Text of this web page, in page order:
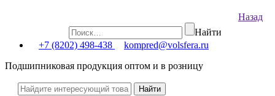
Назад
Найти
+7 (8202) 498-438
kompred@volsfera.ru
Подшипниковая продукция оптом и в розницу